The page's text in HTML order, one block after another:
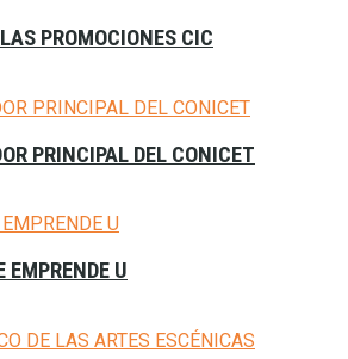
PROMOCIONES CIC
PRINCIPAL DEL CONICET
EMPRENDE U